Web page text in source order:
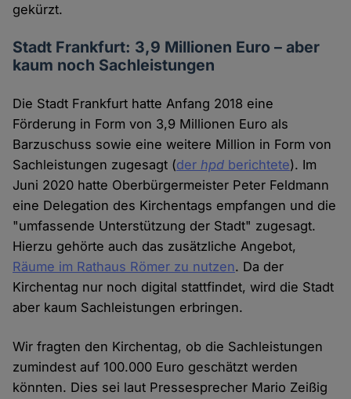
gekürzt.
Stadt Frankfurt: 3,9 Millionen Euro – aber
kaum noch Sachleistungen
Die Stadt Frankfurt hatte Anfang 2018 eine
Förderung in Form von 3,9 Millionen Euro als
Barzuschuss sowie eine weitere Million in Form von
Sachleistungen zugesagt (der hpd berichtete). Im
Juni 2020 hatte Oberbürgermeister Peter Feldmann
eine Delegation des Kirchentags empfangen und die
"umfassende Unterstützung der Stadt" zugesagt.
Hierzu gehörte auch das zusätzliche Angebot,
Räume im Rathaus Römer zu nutzen. Da der
Kirchentag nur noch digital stattfindet, wird die Stadt
aber kaum Sachleistungen erbringen.
Wir fragten den Kirchentag, ob die Sachleistungen
zumindest auf 100.000 Euro geschätzt werden
könnten. Dies sei laut Pressesprecher Mario Zeißig